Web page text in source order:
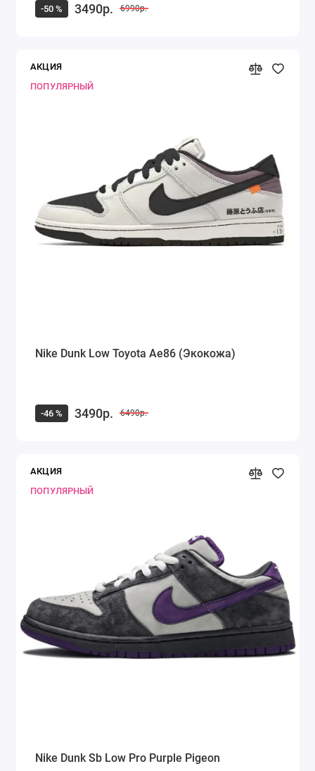
-50 % 3490р. 6990р.
АКЦИЯ
ПОПУЛЯРНЫЙ
Nike Dunk Low Toyota Ae86 (Экокожа)
-46 % 3490р. 6490р.
АКЦИЯ
ПОПУЛЯРНЫЙ
Nike Dunk Sb Low Pro Purple Pigeon